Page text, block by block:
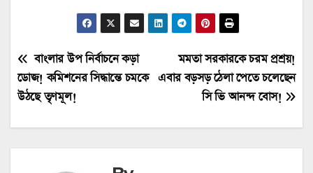
Post
navigation
মমতা সরকারকে চরম প্রশ্রয়!
এবার বড়সড় ঠেলা পেতে চলেছেন
সি ভি আনন্দ বোস!
বাংলার উপ নির্বাচনে কড়া
ডোজ! কমিশনের সিদ্ধান্তে চমকে
উঠছে তৃণমূল!